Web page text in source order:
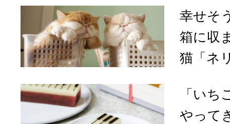
幸せそ
箱に収
猫「ネ
「い
やって